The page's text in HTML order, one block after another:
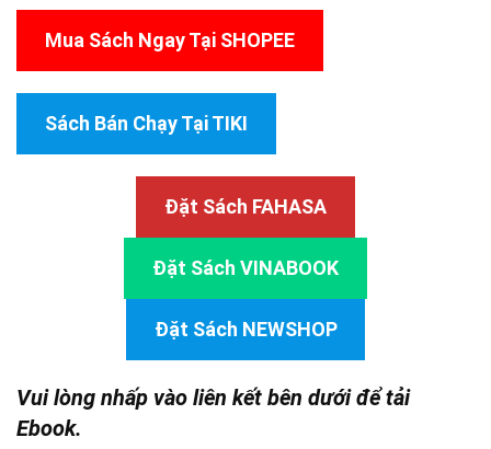
Mua Sách Ngay Tại SHOPEE
Sách Bán Chạy Tại TIKI
Đặt Sách FAHASA
Đặt Sách VINABOOK
Đặt Sách NEWSHOP
Vui lòng nhấp vào liên kết bên dưới để tải
Ebook.